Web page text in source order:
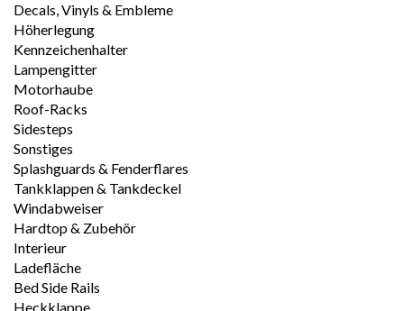
Decals, Vinyls & Embleme
Höherlegung
Kennzeichenhalter
Lampengitter
Motorhaube
Roof-Racks
Sidesteps
Sonstiges
Splashguards & Fenderflares
Tankklappen & Tankdeckel
Windabweiser
Hardtop & Zubehör
Interieur
Ladefläche
Bed Side Rails
Heckklappe